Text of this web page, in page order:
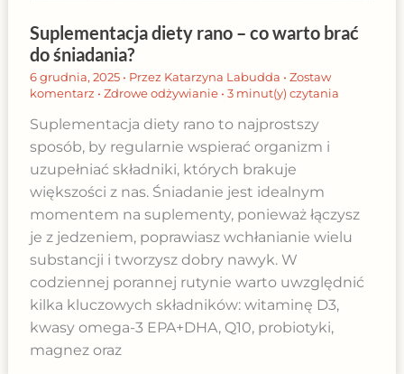
Suplementacja diety rano – co warto brać
do śniadania?
6 grudnia, 2025 • Przez Katarzyna Labudda • Zostaw
komentarz • Zdrowe odżywianie• 3 minut(y) czytania
Suplementacja diety rano to najprostszy
sposób, by regularnie wspierać organizm i
uzupełniać składniki, których brakuje
większości z nas. Śniadanie jest idealnym
momentem na suplementy, ponieważ łączysz
je z jedzeniem, poprawiasz wchłanianie wielu
substancji i tworzysz dobry nawyk. W
codziennej porannej rutynie warto uwzględnić
kilka kluczowych składników: witaminę D3,
kwasy omega-3 EPA+DHA, Q10, probiotyki,
magnez oraz